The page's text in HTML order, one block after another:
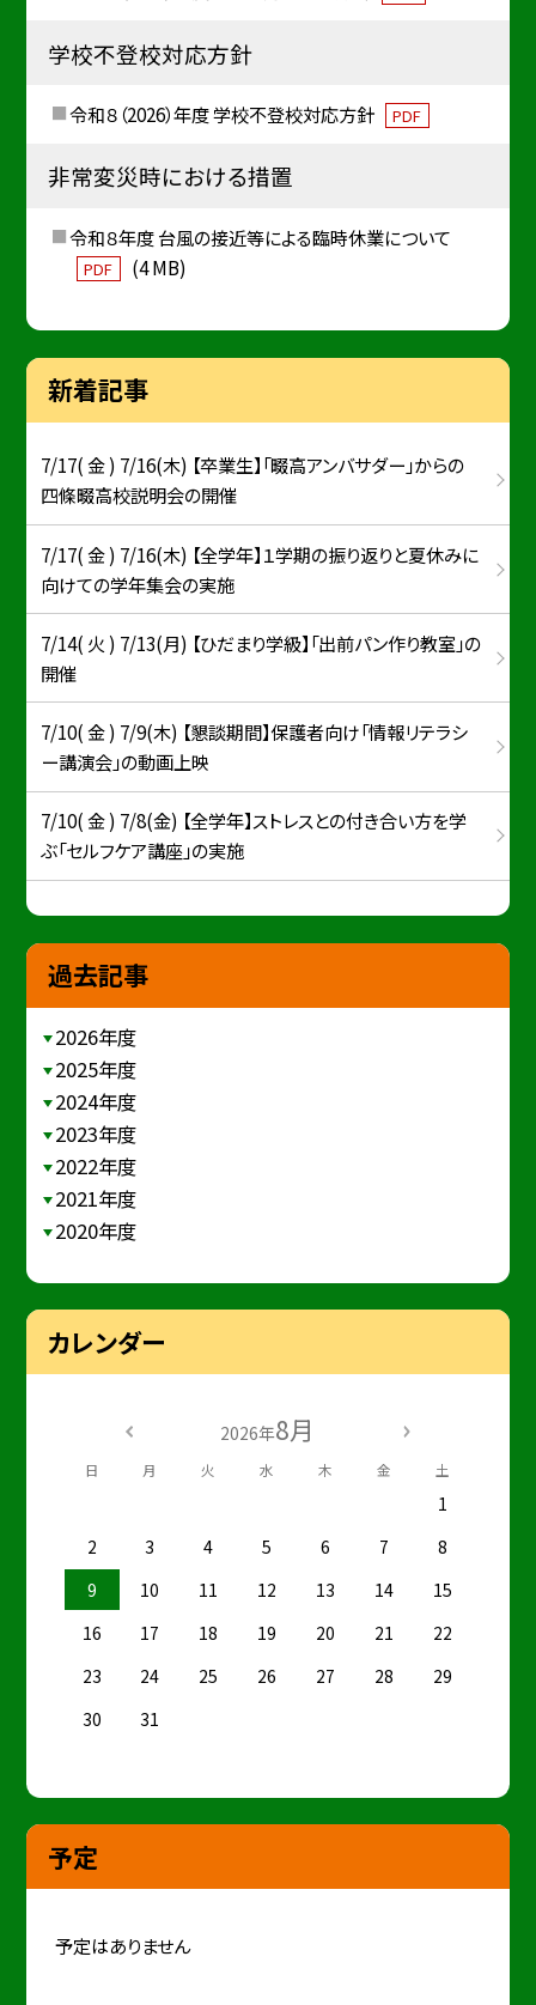
学校不登校対応方針
令和８（2026）年度 学校不登校対応方針 PDF
非常変災時における措置
令和８年度 台風の接近等による臨時休業について
PDF (4 MB)
新着記事
7/17( 金 ) 7/16(木) 【卒業生】「畷高アンバサダー」からの
四條畷高校説明会の開催
7/17( 金 ) 7/16(木) 【全学年】１学期の振り返りと夏休みに
向けての学年集会の実施
7/14( 火 ) 7/13(月) 【ひだまり学級】「出前パン作り教室」の
開催
7/10( 金 ) 7/9(木) 【懇談期間】保護者向け「情報リテラシ
ー講演会」の動画上映
7/10( 金 ) 7/8(金) 【全学年】ストレスとの付き合い方を学
ぶ「セルフケア講座」の実施
過去記事
2026年度
2025年度
2024年度
2023年度
2022年度
2021年度
2020年度
カレンダー
2026年8月
日 月 火 水 木 金 土
1
2
3 4 5 6 7
8
9
10 11 12 13 14
15
16
17 18 19 20 21
22
23
24 25 26 27 28
29
30
31
予定
予定はありません